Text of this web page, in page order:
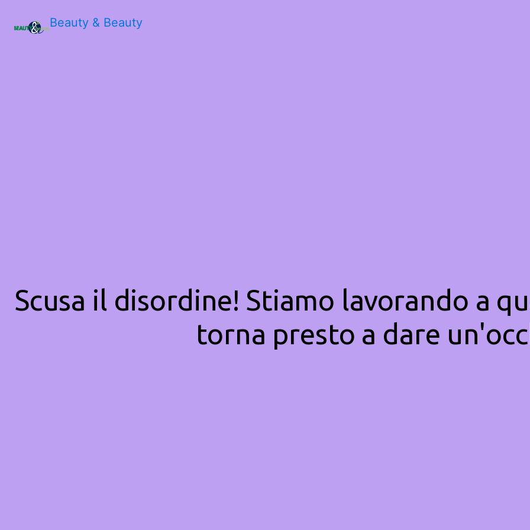
Beauty & Beauty
Scusa il disordine! Stiamo lavorando a
torna presto a dare